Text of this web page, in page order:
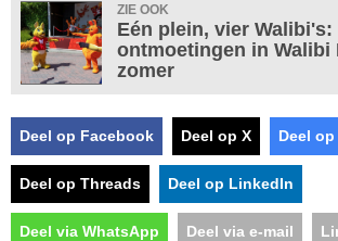
ZIE OOK
Eén plein, vier Walibi's:
ontmoetingen in Walibi
zomer
Deel op Facebook Deel op X Deel
Deel op Threads Deel op LinkedIn
Deel via WhatsApp Deel via e-mail